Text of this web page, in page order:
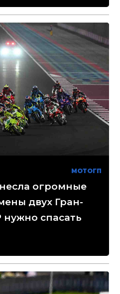
МОТОГП
огромные
двух Гран-
нужно спасать